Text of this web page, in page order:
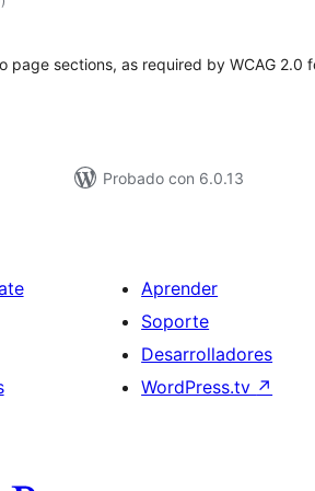
de
page sections, as required by WCAG 2.0
Probado con 6.0.13
Aprender
Soporte
Desarrolladores
WordPress.tv ↗